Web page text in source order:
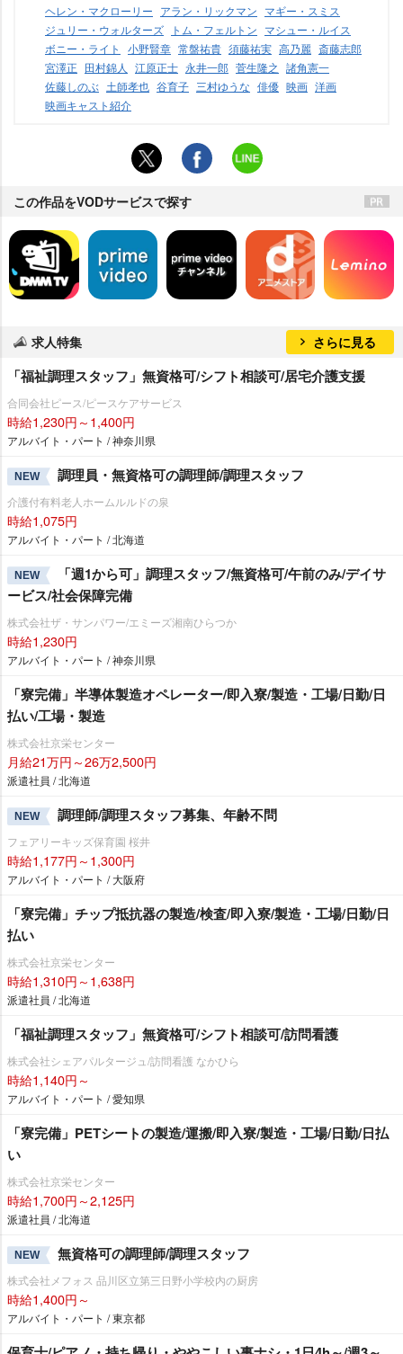
ヘレン・マクローリー アラン・リックマン マギー・スミス
ジュリー・ウォルターズ
トム・フェルトン マシュー・ルイス
ボニー・ライト
小野賢章 常盤祐貴 須藤祐実 高乃麗 斎藤志郎
宮澤正 田村錦人 江原正士 永井一郎 菅生隆之 諸角憲一
佐藤しのぶ 土師孝也 谷育子 三村ゆうな 俳優 映画 洋画
映画キャスト紹介
この作品をVODサービスで探す
求人特集 さらに見る
「福祉調理スタッフ」無資格可/シフト相談可/居宅介護支援
合同会社ピース/ピースケアサービス
時給1,230円～1,400円
アルバイト・パート / 神奈川県
NEW 調理員・無資格可の調理師/調理スタッフ
介護付有料老人ホームルルドの泉
時給1,075円
アルバイト・パート / 北海道
NEW
「週1から可」調理スタッフ/無資格可/午前のみ/デイサ
ービス/社会保障完備
株式会社ザ・サンパワー/エミーズ湘南ひらつか
時給1,230円
アルバイト・パート / 神奈川県
「寮完備」半導体製造オペレーター/即入寮/製造・工場/日勤/日
払い/工場・製造
株式会社京栄センター
月給21万円～26万2,500円
派遣社員 / 北海道
NEW 調理師/調理スタッフ募集、年齢不問
フェアリーキッズ保育園 桜井
時給1,177円～1,300円
アルバイト・パート / 大阪府
「寮完備」チップ抵抗器の製造/検査/即入寮/製造・工場/日勤/日
払い
株式会社京栄センター
時給1,310円～1,638円
派遣社員 / 北海道
「福祉調理スタッフ」無資格可/シフト相談可/訪問看護
株式会社シェアパルタージュ/訪問看護 なかひら
時給1,140円～
アルバイト・パート / 愛知県
「寮完備」PETシートの製造/運搬/即入寮/製造・工場/日勤/日払
い
株式会社京栄センター
時給1,700円～2,125円
派遣社員 / 北海道
NEW 無資格可の調理師/調理スタッフ
株式会社メフォス 品川区立第三日野小学校内の厨房
時給1,400円～
アルバイト・パート / 東京都